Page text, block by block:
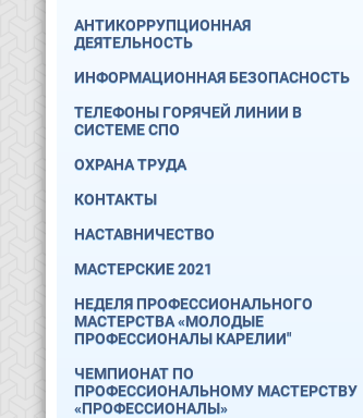
АНТИКОРРУПЦИОННАЯ
ДЕЯТЕЛЬНОСТЬ
ИНФОРМАЦИОННАЯ БЕЗОПАСНОСТЬ
ТЕЛЕФОНЫ ГОРЯЧЕЙ ЛИНИИ В
СИСТЕМЕ СПО
ОХРАНА ТРУДА
КОНТАКТЫ
НАСТАВНИЧЕСТВО
МАСТЕРСКИЕ 2021
НЕДЕЛЯ ПРОФЕССИОНАЛЬНОГО
МАСТЕРСТВА «МОЛОДЫЕ
ПРОФЕССИОНАЛЫ КАРЕЛИИ"
ЧЕМПИОНАТ ПО
ПРОФЕССИОНАЛЬНОМУ МАСТЕРСТВУ
«ПРОФЕССИОНАЛЫ»